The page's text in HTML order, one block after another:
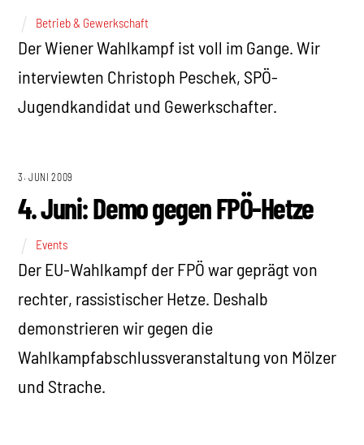
Betrieb & Gewerkschaft
Der Wiener Wahlkampf ist voll im Gange. Wir
interviewten Christoph Peschek, SPÖ-
Jugendkandidat und Gewerkschafter.
3. JUNI 2009
4. Juni: Demo gegen FPÖ-Hetze
Events
Der EU-Wahlkampf der FPÖ war geprägt von
rechter, rassistischer Hetze. Deshalb
demonstrieren wir gegen die
Wahlkampfabschlussveranstaltung von Mölzer
und Strache.